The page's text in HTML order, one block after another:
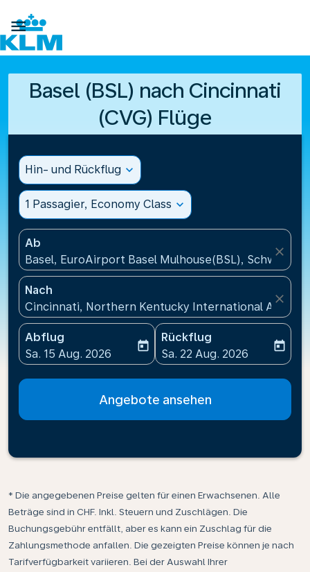

Basel (BSL) nach Cincinnati
(CVG) Flüge
Hin- und Rückflug expand_more
1 Passagier, Economy Class expand_more
Ab
Basel, EuroAirport Basel Mulhouse(BSL), Schweiz
close
Nach
Cincinnati, Northern Kentucky International
close
Abflug
fc-booking-departure-date-aria-label
Sa. 15 Aug. 2026
today
Rückflug
fc-booking-return-date-
Sa. 22 Aug. 2026
today
Angebote ansehen
* Die angegebenen Preise gelten für einen Erwachsenen. Alle
Beträge sind in CHF. Inkl. Steuern und Zuschlägen. Die
Buchungsgebühr entfällt, aber es kann ein Zuschlag für die
Zahlungsmethode anfallen. Die gezeigten Preise können je nach
Tarifverfügbarkeit variieren. Bei der Auswahl Ihrer